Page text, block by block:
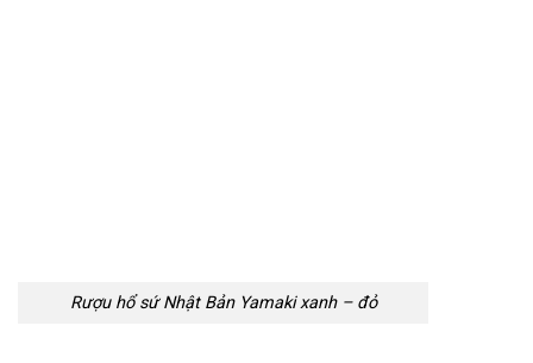
Rượu hổ sứ Nhật Bản Yamaki xanh – đỏ